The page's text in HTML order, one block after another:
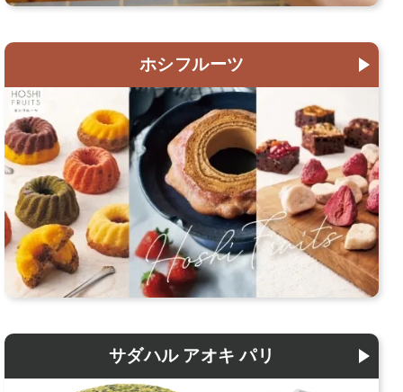
ホシフルーツ
サダハル アオキ パリ